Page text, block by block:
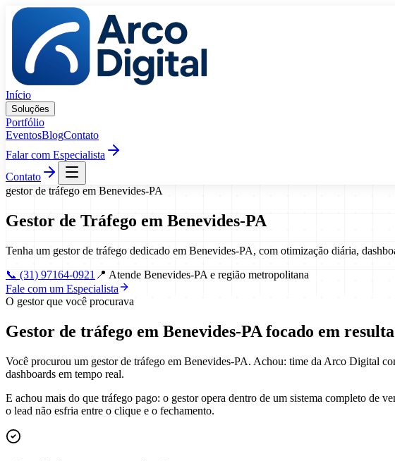
Pular para o conteúdo
Início
Soluções
Portfólio
EventosBlogContato
Falar com Especialista
Contato
gestor de tráfego em Benevides-PA
Gestor de Tráfego em Benevides-PA
Tenha um gestor de tráfego dedicado em Benevides-PA, com otimização diária,
📞 (31) 97164-0921 📍 Atende Benevides-PA e região metropolitana
Fale com um Especialista
O gestor que você procurava
Gestor de tráfego em Benevides-PA focado em
Você procurou um gestor de tráfego em Benevides-PA. Achou: time da Arco Digital
dashboards em tempo real.
E achou mais do que tráfego pago: o gestor opera dentro de um sistema completo
o lead não esfria entre o clique e o fechamento.